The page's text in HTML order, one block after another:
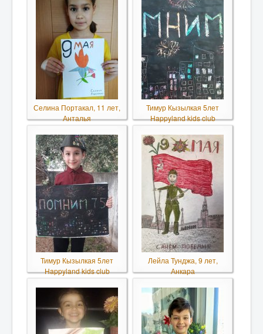
Селина Портакал, 11 лет,
Анталья
Тимур Кызылкая 5лет
Happyland kids club
Тимур Кызылкая 5лет
Happyland kids club
Лейла Тунджа, 9 лет,
Анкара